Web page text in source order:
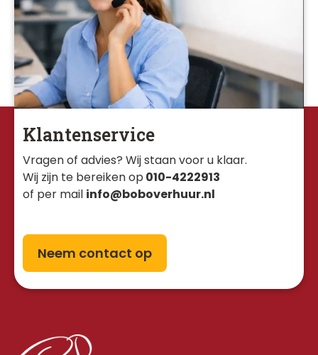
Klantenservice
Vragen of advies? Wij staan voor u klaar.
Wij zijn te bereiken op 010-4222913
of per mail info@boboverhuur.nl
Neem contact op